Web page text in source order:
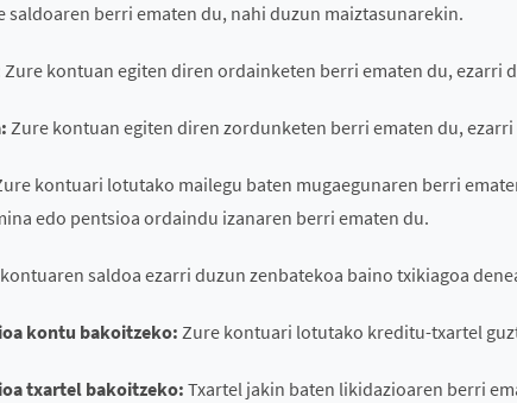
saldoaren berri ematen du, nahi duzun maiztasunarekin.
Zure kontuan egiten diren ordainketen berri ematen du, ezarri
Zure kontuan egiten diren zordunketen berri ematen du,
kontuari lotutako mailegu baten mugaegunaren berri
edo pentsioa ordaindu izanaren berri ematen du.
saldoa ezarri duzun zenbatekoa baino txikiagoa
kontu bakoitzeko:Zure kontuari lotutako kreditu-txartel
txartel bakoitzeko:Txartel jakin baten likidazioaren berri